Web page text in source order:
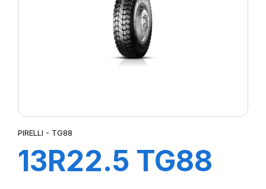
PIRELLI - TG88
13R22.5 TG88